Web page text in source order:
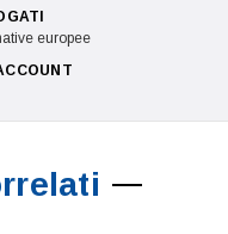
europee